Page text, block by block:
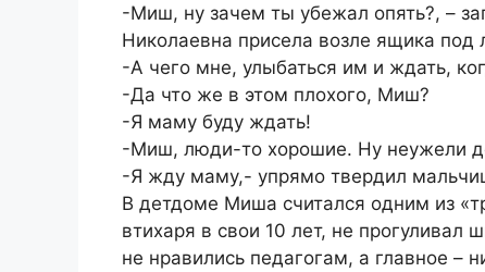
-Миш, ну зачем ты убежал опять?, –
Николаевна присела возле ящика под
-А чего мне, улыбаться им и ждать,
-Да что же в этом плохого, Миш?
-Я маму буду ждать!
-Миш, люди-то хорошие. Ну неужели
-Я жду маму,- упрямо твердил
В детдоме Миша считался одним из
втихаря в свои 10 лет, не прогуливал
не нравились педагогам, а главное –